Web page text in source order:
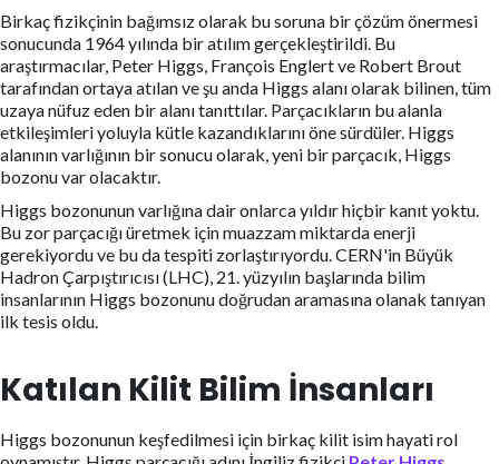
Birkaç fizikçinin bağımsız olarak bu soruna bir çözüm önermesi
sonucunda 1964 yılında bir atılım gerçekleştirildi. Bu
araştırmacılar, Peter Higgs, François Englert ve Robert Brout
tarafından ortaya atılan ve şu anda Higgs alanı olarak bilinen, tüm
uzaya nüfuz eden bir alanı tanıttılar. Parçacıkların bu alanla
etkileşimleri yoluyla kütle kazandıklarını öne sürdüler. Higgs
alanının varlığının bir sonucu olarak, yeni bir parçacık, Higgs
bozonu var olacaktır.
Higgs bozonunun varlığına dair onlarca yıldır hiçbir kanıt yoktu.
Bu zor parçacığı üretmek için muazzam miktarda enerji
gerekiyordu ve bu da tespiti zorlaştırıyordu. CERN'in Büyük
Hadron Çarpıştırıcısı (LHC), 21. yüzyılın başlarında bilim
insanlarının Higgs bozonunu doğrudan aramasına olanak tanıyan
ilk tesis oldu.
Katılan Kilit Bilim İnsanları
Higgs bozonunun keşfedilmesi için birkaç kilit isim hayati rol